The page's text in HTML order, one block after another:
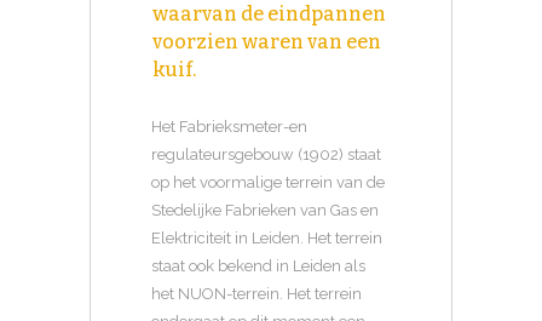
waarvan de eindpannen
voorzien waren van een
kuif.
Het Fabrieksmeter-en
regulateursgebouw (1902) staat
op het voormalige terrein van de
Stedelijke Fabrieken van Gas en
Elektriciteit in Leiden. Het terrein
staat ook bekend in Leiden als
het NUON-terrein. Het terrein